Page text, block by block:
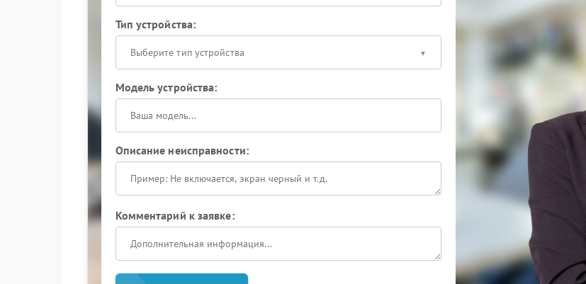
Тип устройства:
Выберите тип устройства
Модель устройства:
Описание неисправности:
Комментарий к заявке: